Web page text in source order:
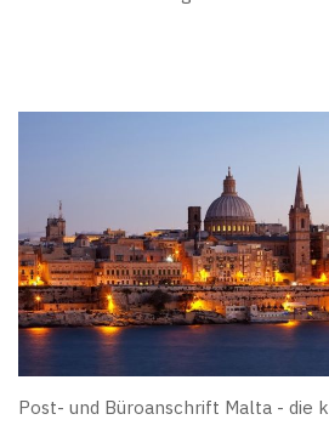
Post- und Büroanschrift Malta - die